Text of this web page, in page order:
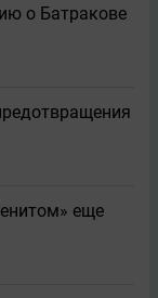
о Батракове
еще